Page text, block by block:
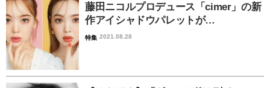
藤田ニコルプロデュース「cimer」の新
作アイシャドウパレットが…
特集 2021.08.28